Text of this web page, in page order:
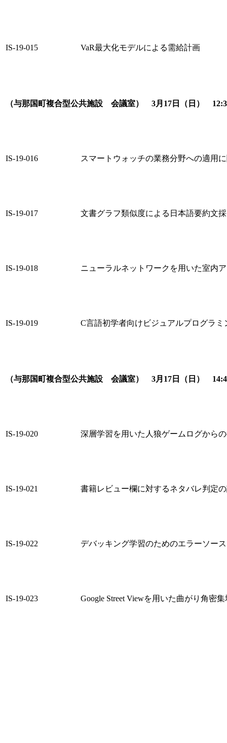
IS-19-015 VaR最大化モデルによる需給計画
（与那国町複合型公共施設 会議室） 3月17日（日）
IS-19-016 スマートウォッチの業務分野への適用
IS-19-017 文書グラフ類似度による日本語要約文
IS-19-018 ニューラルネットワークを用いた室内
IS-19-019 C言語初学者向けビジュアルプログラミ
（与那国町複合型公共施設 会議室） 3月17日（日）
IS-19-020 深層学習を用いた人狼ゲームログから
IS-19-021 書籍レビュー欄に対するネタバレ判定
IS-19-022 デバッキング学習のためのエラーソー
IS-19-023 Google Street Viewを用いた曲がり角密